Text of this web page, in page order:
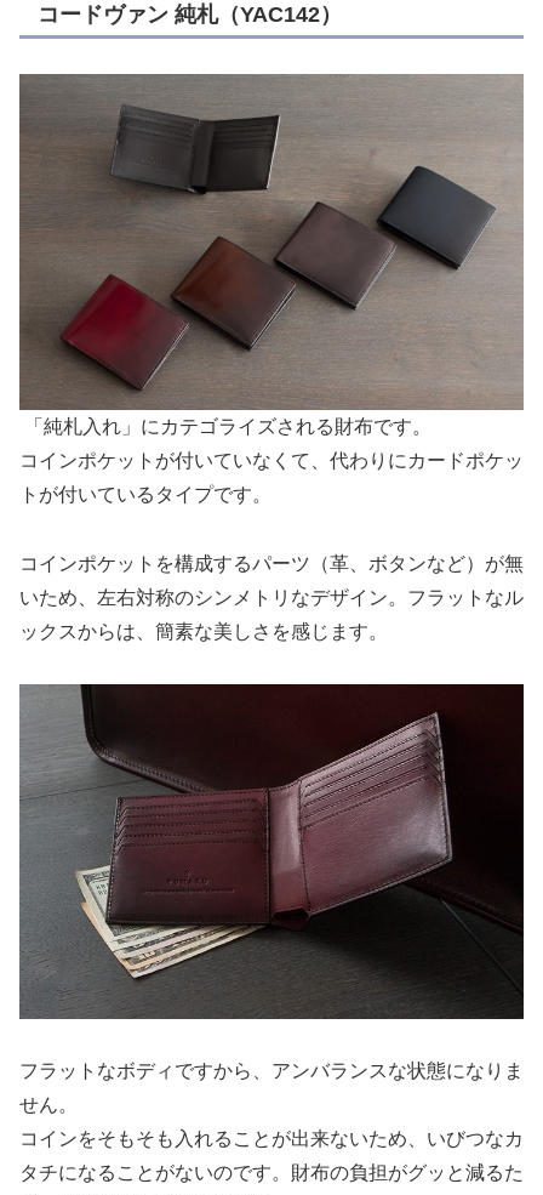
コードヴァン 純札（YAC142）
「純札入れ」にカテゴライズされる財布です。
コインポケットが付いていなくて、代わりにカードポケッ
トが付いているタイプです。
コインポケットを構成するパーツ（革、ボタンなど）が無
いため、左右対称のシンメトリなデザイン。フラットなル
ックスからは、簡素な美しさを感じます。
フラットなボディですから、アンバランスな状態になりま
せん。
コインをそもそも入れることが出来ないため、いびつなカ
タチになることがないのです。財布の負担がグッと減るた